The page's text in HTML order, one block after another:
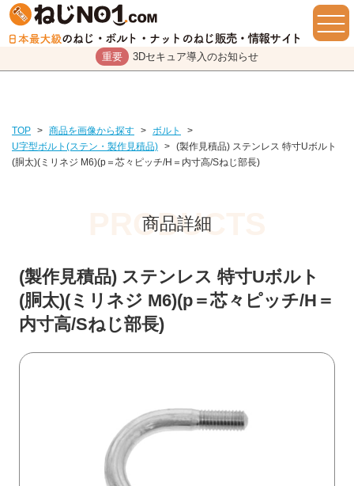
重要 3Dセキュア導入のお知らせ
TOP > 商品を画像から探す > ボルト
>
U字型ボルト(ステン・製作見積品) > (製作見積品) ステンレス 特寸Uボルト
(胴太)(ミリネジ M6)(p＝芯々ピッチ/H＝内寸高/Sねじ部長)
商品詳細
(製作見積品) ステンレス 特寸Uボルト
(胴太)(ミリネジ M6)(p＝芯々ピッチ/H＝
内寸高/Sねじ部長)